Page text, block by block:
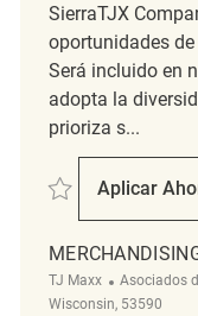
SierraTJX
oportunidades
Será incluido en
adopta la
prioriza s...
Salvar Retail
Aplicar
TJ Maxx Categoría
Asociados
Wisconsin, 53590